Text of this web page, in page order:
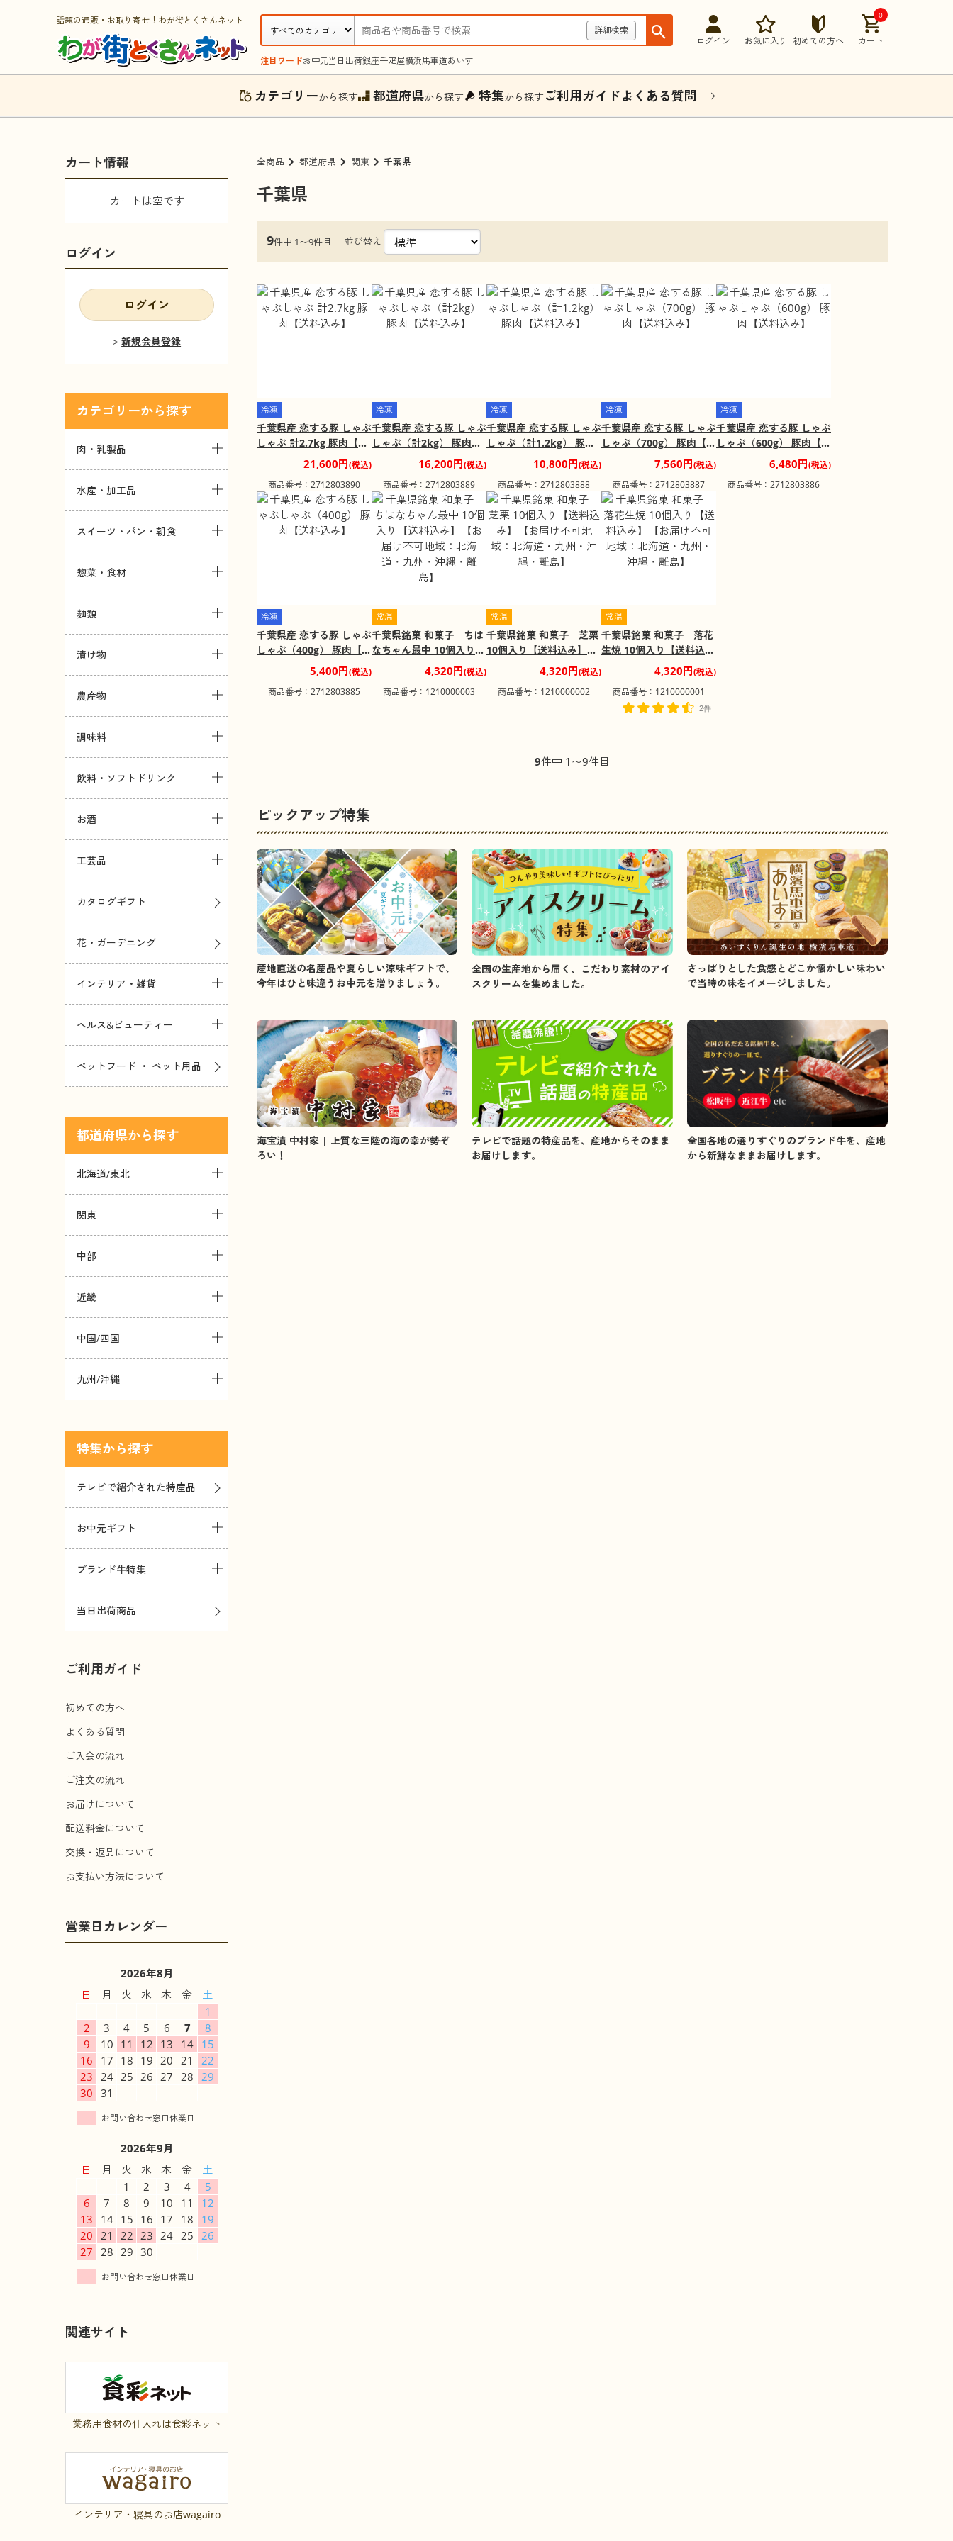
話題の通販・お取り寄せ！わが街とくさんネット
詳細検索
注目ワードお中元当日出荷銀座千疋屋横浜馬車道あいす
ログイン お気に入り 初めての方へ
0
カート
カテゴリーから探す 都道府県から探す 特集から探す ご利用ガイドよくある質問
全商品 都道府県 関東 千葉県
千葉県
9件中 1〜9件目 並び替え
冷凍
千葉県産 恋する豚 しゃぶ
しゃぶ 計2.7kg 豚肉【送
21,600円(税込)
商品番号：2712803890
冷凍
千葉県産 恋する豚 しゃぶ
しゃぶ（計2kg） 豚肉
【送料込み】16,200円(税込)
商品番号：2712803889
冷凍
千葉県産 恋する豚 しゃぶ
しゃぶ（計1.2kg） 豚肉
【送料込み】10,800円(税込)
商品番号：2712803888
冷凍
千葉県産 恋する豚 しゃぶ
しゃぶ（700g） 豚肉【送
7,560円(税込)
商品番号：2712803887
冷凍
千葉県産 恋する豚 しゃぶ
しゃぶ（600g） 豚肉【送
6,480円(税込)
商品番号：2712803886
冷凍
千葉県産 恋する豚 しゃぶ
しゃぶ（400g） 豚肉【送
5,400円(税込)
商品番号：2712803885
常温
千葉県銘菓 和菓子 ちは
なちゃん最中 10個入り
【送料込み】【お届け不
可地域：北海道・九州・
沖縄・離島】
4,320円(税込)
商品番号：1210000003
常温
千葉県銘菓 和菓子 芝栗
10個入り【送料込み】
【お届け不可地域：北海
道・九州・沖縄・離島】
4,320円(税込)
商品番号：1210000002
常温
千葉県銘菓 和菓子 落花
生焼 10個入り【送料込
み】【お届け不可地域：
北海道・九州・沖縄・離
島】
4,320円(税込)
商品番号：1210000001
2件
9件中 1〜9件目
ピックアップ特集
産地直送の名産品や夏らしい涼味ギフトで、
今年はひと味違うお中元を贈りましょう。
全国の生産地から届く、こだわり素材のアイ
スクリームを集めました。
さっぱりとした食感とどこか懐かしい味わい
で当時の味をイメージしました。
海宝漬 中村家 | 上質な三陸の海の幸が勢ぞ
ろい！
テレビで話題の特産品を、産地からそのまま
お届けします。
全国各地の選りすぐりのブランド牛を、産地
から新鮮なままお届けします。
カート情報
カートは空です
ログイン
ログイン
新規会員登録
カテゴリー
肉・乳製品
水産・加工品
スイーツ・パン・朝食
惣菜・食材
麺類
漬け物
農産物
調味料
飲料・ソフトドリンク
お酒
工芸品
カタログギフト
花・ガーデニング
インテリア・雑貨
ヘルス&ビューティー
ペットフード ・ ペット用品
都道府県
北海道/東北
関東
中部
近畿
中国/四国
九州/沖縄
特集
テレビで紹介された特産品
お中元ギフト
ブランド牛特集
当日出荷商品
ご利用ガイド
初めての方へ
よくある質問
ご入会の流れ
ご注文の流れ
お届けについて
配送料金について
交換・返品について
お支払い方法について
2026年8月
日
月 火 水 木 金
土
1
2
3 4 5 6 7
8
9
10 11 12 13 14 15
16
17 18 19 20 21
22
23
24 25 26 27 28
29
30 31
2026年9月
日
月 火 水 木 金
土
1
2 3 4
5
6
7 8 9 10 11
12
13
14 15 16 17 18
19
20
21 22 23 24 25
26
27
28 29 30
関連サイト
業務用食材の仕入れは食彩ネット
インテリア・寝具のお店wagairo